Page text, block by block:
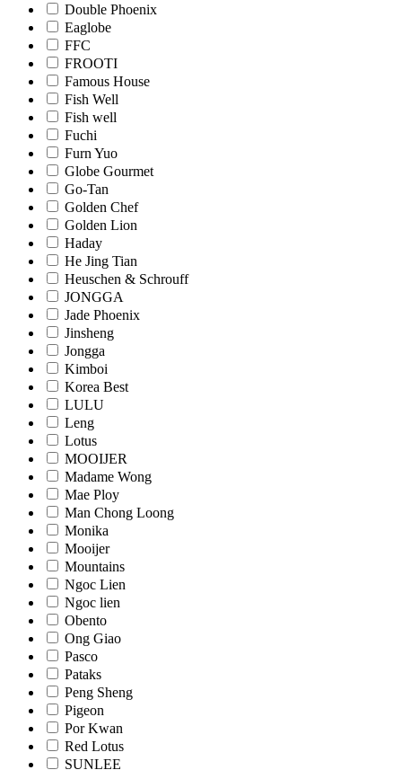
Double Phoenix
Eaglobe
FFC
FROOTI
Famous House
Fish Well
Fish well
Fuchi
Furn Yuo
Globe Gourmet
Go-Tan
Golden Chef
Golden Lion
Haday
He Jing Tian
Heuschen & Schrouff
JONGGA
Jade Phoenix
Jinsheng
Jongga
Kimboi
Korea Best
LULU
Leng
Lotus
MOOIJER
Madame Wong
Mae Ploy
Man Chong Loong
Monika
Mooijer
Mountains
Ngoc Lien
Ngoc lien
Obento
Ong Giao
Pasco
Pataks
Peng Sheng
Pigeon
Por Kwan
Red Lotus
SUNLEE